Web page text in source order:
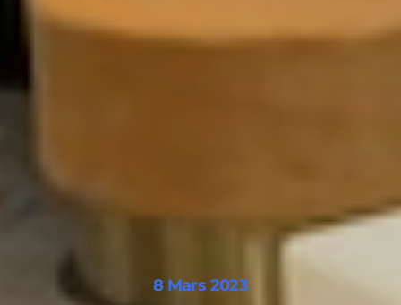
8 Mars 2023